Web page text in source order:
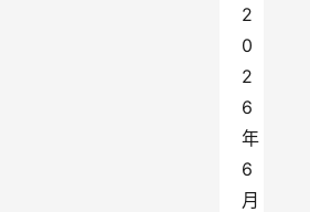
2
0
2
6
年
6
月